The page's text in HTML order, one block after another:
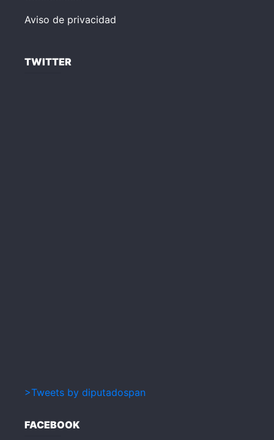
Aviso de privacidad
TWITTER
>Tweets by diputadospan
FACEBOOK